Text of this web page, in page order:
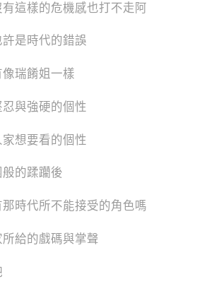
這樣的危機感也打不走阿
是時代的錯誤
瑞餚姐一樣
與強硬的個性
想要看的個性
的蹂躪後
時代所不能接受的角色嗎
給的戲碼與掌聲